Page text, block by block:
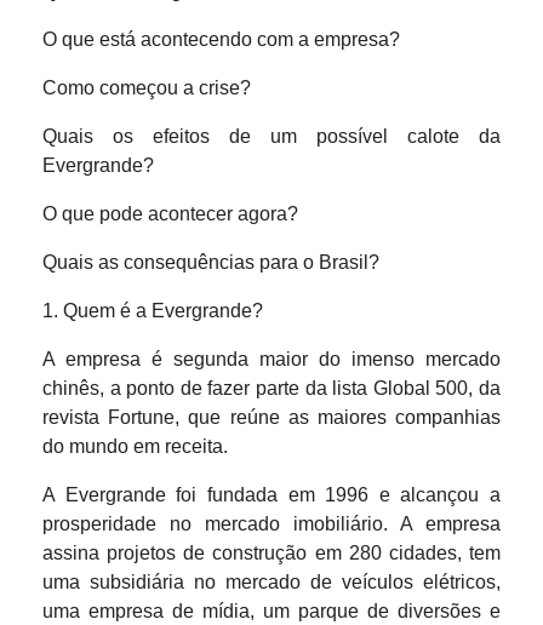
O que está acontecendo com a empresa?
Como começou a crise?
Quais os efeitos de um possível calote da
Evergrande?
O que pode acontecer agora?
Quais as consequências para o Brasil?
1. Quem é a Evergrande?
A empresa é segunda maior do imenso mercado
chinês, a ponto de fazer parte da lista Global 500, da
revista Fortune, que reúne as maiores companhias
do mundo em receita.
A Evergrande foi fundada em 1996 e alcançou a
prosperidade no mercado imobiliário. A empresa
assina projetos de construção em 280 cidades, tem
uma subsidiária no mercado de veículos elétricos,
uma empresa de mídia, um parque de diversões e